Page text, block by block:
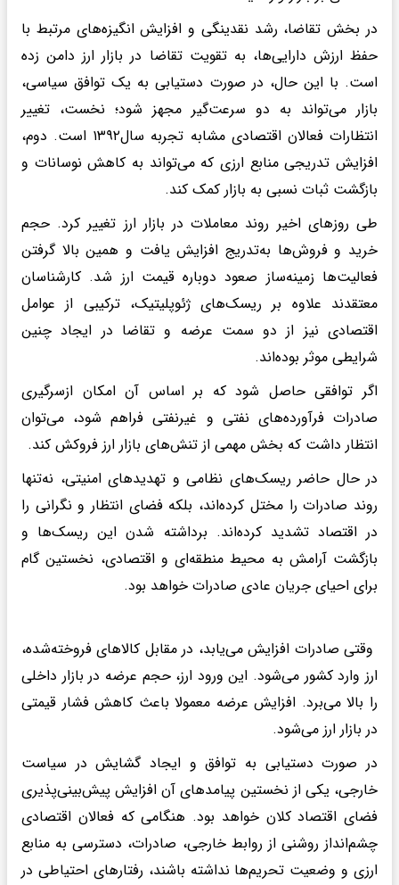
در بخش تقاضا، رشد نقدینگی و افزایش انگیزه‌های مرتبط با
حفظ ارزش دارایی‌ها، به تقویت تقاضا در بازار ارز دامن زده
است. با این حال، در صورت دستیابی به یک توافق سیاسی،
بازار می‌تواند به دو سرعت‌گیر مجهز شود؛ نخست، تغییر
انتظارات فعالان اقتصادی مشابه تجربه سال۱۳۹۲ است. دوم،
افزایش تدریجی منابع ارزی که می‌تواند به کاهش نوسانات و
بازگشت ثبات نسبی به بازار کمک کند.
طی روزهای اخیر روند معاملات در بازار ارز تغییر کرد. حجم
خرید و فروش‌ها به‌تدریج افزایش یافت و همین بالا گرفتن
فعالیت‌ها زمینه‌ساز صعود دوباره قیمت ارز شد. کارشناسان
معتقدند علاوه بر ریسک‌های ژئوپلیتیک، ترکیبی از عوامل
اقتصادی نیز از دو سمت عرضه و تقاضا در ایجاد چنین
شرایطی موثر بوده‌اند.
اگر توافقی حاصل شود که بر اساس آن امکان ازسرگیری
صادرات فرآورده‌های نفتی و غیرنفتی فراهم شود، می‌توان
انتظار داشت که بخش مهمی از تنش‌های بازار ارز فروکش کند.
در حال حاضر ریسک‌های نظامی و تهدیدهای امنیتی، نه‌تنها
روند صادرات را مختل کرده‌اند، بلکه فضای انتظار و نگرانی را
در اقتصاد تشدید کرده‌اند. برداشته شدن این ریسک‌ها و
بازگشت آرامش به محیط منطقه‌ای و اقتصادی، نخستین گام
برای احیای جریان عادی صادرات خواهد بود.
وقتی صادرات افزایش می‌یابد، در مقابل کالاهای فروخته‌شده،
ارز وارد کشور می‌شود. این ورود ارز، حجم عرضه در بازار داخلی
را بالا می‌برد. افزایش عرضه معمولا باعث کاهش فشار قیمتی
در بازار ارز می‌شود.
در صورت دستیابی به توافق و ایجاد گشایش در سیاست
خارجی، یکی از نخستین پیامدهای آن افزایش پیش‌بینی‌پذیری
فضای اقتصاد کلان خواهد بود. هنگامی که فعالان اقتصادی
چشم‌انداز روشنی از روابط خارجی، صادرات، دسترسی به منابع
ارزی و وضعیت تحریم‌ها نداشته باشند، رفتارهای احتیاطی در